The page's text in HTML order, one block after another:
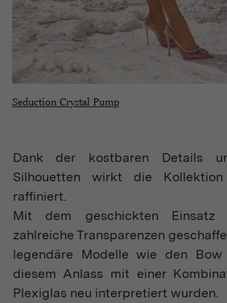
Seduction Crystal Pump
Dank der kostbaren Details
Silhouetten wirkt die
raffiniert.
Mit dem geschickten Einsatz
zahlreiche Transparenzen
legendäre Modelle wie den
diesem Anlass mit einer
Plexiglas neu interpretiert wurden.